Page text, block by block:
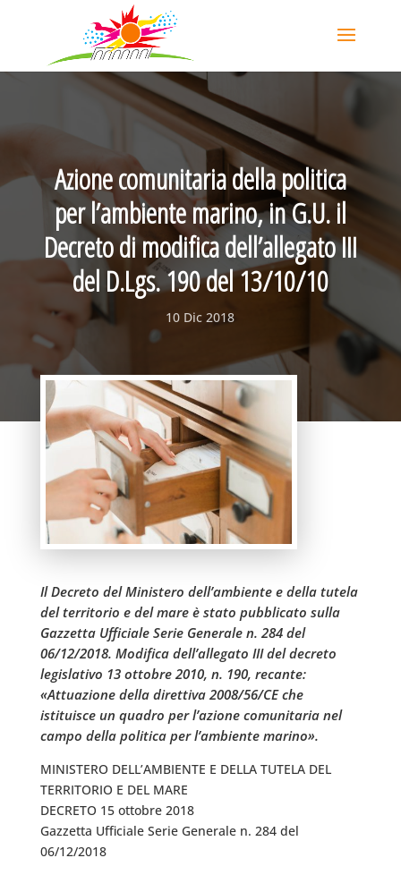
Azione comunitaria della politica
per l’ambiente marino, in G.U. il
Decreto di modifica dell’allegato III
del D.Lgs. 190 del 13/10/10
10 Dic 2018
Il Decreto del Ministero dell’ambiente e della tutela
del territorio e del mare è stato pubblicato sulla
Gazzetta Ufficiale Serie Generale n. 284 del
06/12/2018. Modifica dell’allegato III del decreto
legislativo 13 ottobre 2010, n. 190, recante:
«Attuazione della direttiva 2008/56/CE che
istituisce un quadro per l’azione comunitaria nel
campo della politica per l’ambiente marino».
MINISTERO DELL’AMBIENTE E DELLA TUTELA DEL
TERRITORIO E DEL MARE
DECRETO 15 ottobre 2018
Gazzetta Ufficiale Serie Generale n. 284 del
06/12/2018